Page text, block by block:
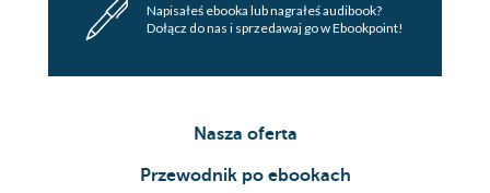
Napisałeś ebooka lub nagrałeś audibook?
Dołącz do nas i sprzedawaj go w Ebookpoint!
Nasza oferta
Przewodnik po ebookach